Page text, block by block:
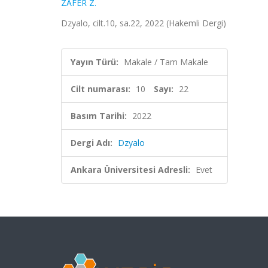
ZAFER Z.
Dzyalo, cilt.10, sa.22, 2022 (Hakemli Dergi)
Yayın Türü: Makale / Tam Makale
Cilt numarası: 10 Sayı: 22
Basım Tarihi: 2022
Dergi Adı: Dzyalo
Ankara Üniversitesi Adresli: Evet